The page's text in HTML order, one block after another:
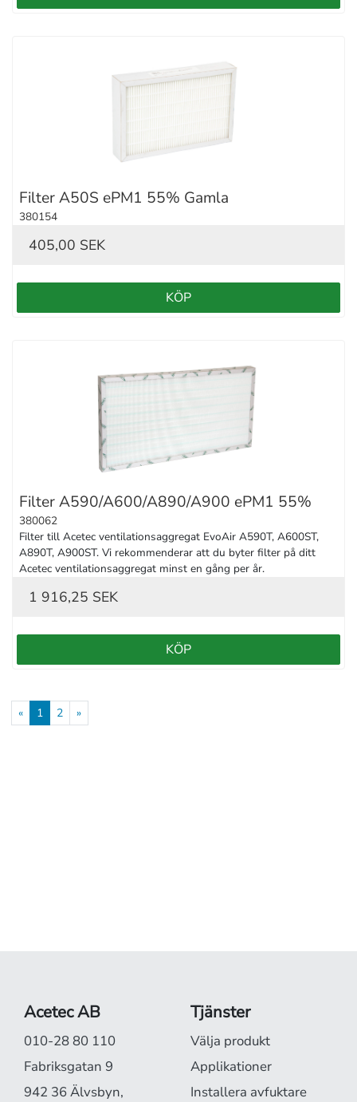
Filter A50S ePM1 55% Gamla
380154
405,00 SEK
KÖP
Filter A590/A600/A890/A900 ePM1 55%
380062
Filter till Acetec ventilationsaggregat EvoAir A590T, A600ST,
A890T, A900ST. Vi rekommenderar att du byter filter på ditt
Acetec ventilationsaggregat minst en gång per år.
1 916,25 SEK
KÖP
« 1 2 »
Acetec AB
010-28 80 110
Fabriksgatan 9
942 36 Älvsbyn,
Tjänster
Välja produkt
Applikationer
Installera avfuktare